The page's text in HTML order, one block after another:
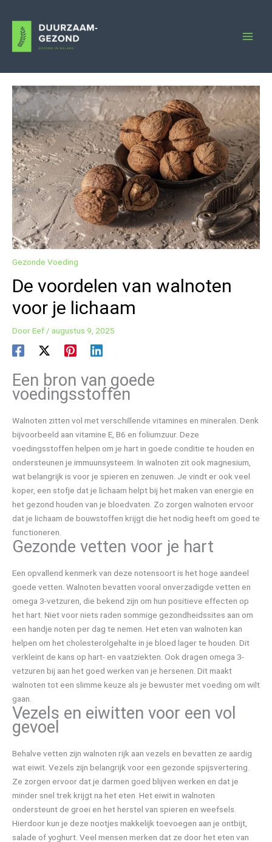
naar
inhoud
Gezonde Voeding
De voordelen van walnoten
voor je lichaam
DoorEef/ augustus 9, 2025
Een bron van goede
voedingsstoffen
Walnoten zitten vol met verschillende vitamines en mineralen. Denk
bijvoorbeeld aan vitamine E, B6 en foliumzuur. Deze
voedingsstoffen helpen om je hart in goede conditie te houden en
ondersteunen je immuunsysteem. In walnoten zit ook magnesium,
wat belangrijk is voor je spieren en zenuwen. Je vindt er ook veel
koper, een stofje dat je lichaam helpt bij het maken van energie en
het gezond houden van je bloedvaten. Zo zorgen walnoten ervoor
dat je lichaam de bouwstoffen krijgt die het nodig heeft om goed te
functioneren.
Gezonde vetten voor je hart
Een opvallend kenmerk van deze notensoort is het hoge aandeel
goede vetten. Walnoten bevatten vooral onverzadigde vetten en
omega 3-vetzuren, die bekend zijn om hun positieve effecten op
het hart. Niet voor niets raden sommige gezondheidssites aan om
een handje noten per dag te nemen. Het eten van walnoten kan
helpen om het cholesterolgehalte in je bloed lager te houden. Dit
verkleint de kans op hart- en vaatziekten. Ook dragen omega 3-
vetzuren bij aan het goed werken van je hersenen. Dit maakt
walnoten tot een slimme keuze als je bewuster met voeding om wilt
gaan.
Vezels en eiwitten voor een vol
gevoel
Behalve vetten zijn walnoten rijk aan vezels en bevatten ze aardig
wat eiwit. Vezels zijn belangrijk voor een gezonde spijsvertering.
Ze zorgen ervoor dat je darmen goed blijven werken en dat je
minder snel trek krijgt na het eten. Het eiwit in walnoten
ondersteunt de groei en het herstel van spieren en weefsels.
Hierdoor kun je deze nootjes makkelijk toevoegen aan je ontbijt,
salade of yoghurt. Veel mensen merken dat ze door het eten van